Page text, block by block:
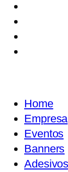
Home
Empresa
Eventos
Banners